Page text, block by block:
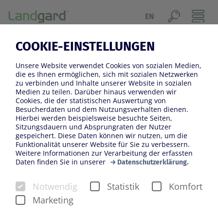
COOKIE-EINSTELLUNGEN
Unsere Website verwendet Cookies von sozialen Medien,
die es Ihnen ermöglichen, sich mit sozialen Netzwerken
zu verbinden und Inhalte unserer Website in sozialen
Medien zu teilen. Darüber hinaus verwenden wir
Cookies, die der statistischen Auswertung von
Besucherdaten und dem Nutzungsverhalten dienen.
Hierbei werden beispielsweise besuchte Seiten,
Sitzungsdauern und Absprungraten der Nutzer
gespeichert. Diese Daten können wir nutzen, um die
Funktionalität unserer Website für Sie zu verbessern.
Weitere Informationen zur Verarbeitung der erfassten
Daten finden Sie in unserer
Datenschutzerklärung.
Notwendig Statistik
Komfort
Marketing
EN
BLUMENHALLE 2023:
300.000 IGW-BESUCHENDE
WAREN „WILD ABOUT
NATURE“